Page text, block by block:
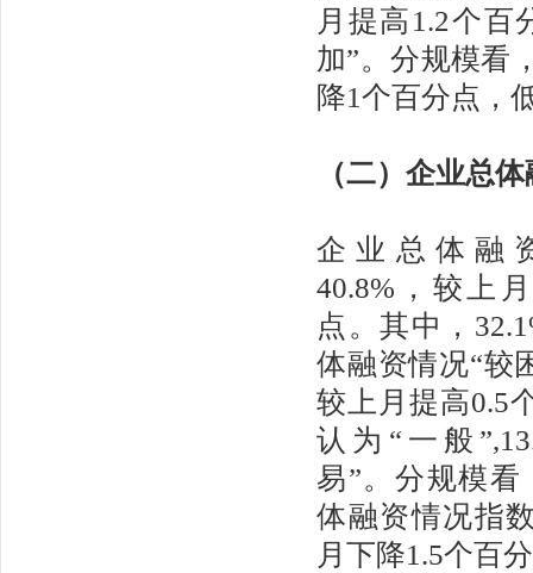
月提高1.2个百
加”。分规模看
降1个百分点，
（二） 企业总体
企业总体融
40.8%，较上
点。其中，
体融资情况“较
较上月提高0.5
认为“一般
易”。分规模
体融资情况指
月下降1.5个百